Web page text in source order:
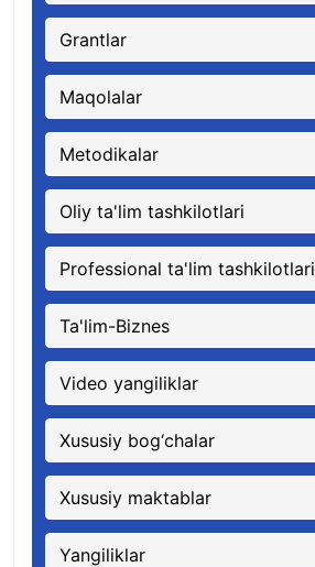
Grantlar
Maqolalar
Metodikalar
Oliy ta'lim tashkilotlari
Professional ta'lim tashkilotlari
Ta'lim-Biznes
Video yangiliklar
Xususiy bog‘chalar
Xususiy maktablar
Yangiliklar